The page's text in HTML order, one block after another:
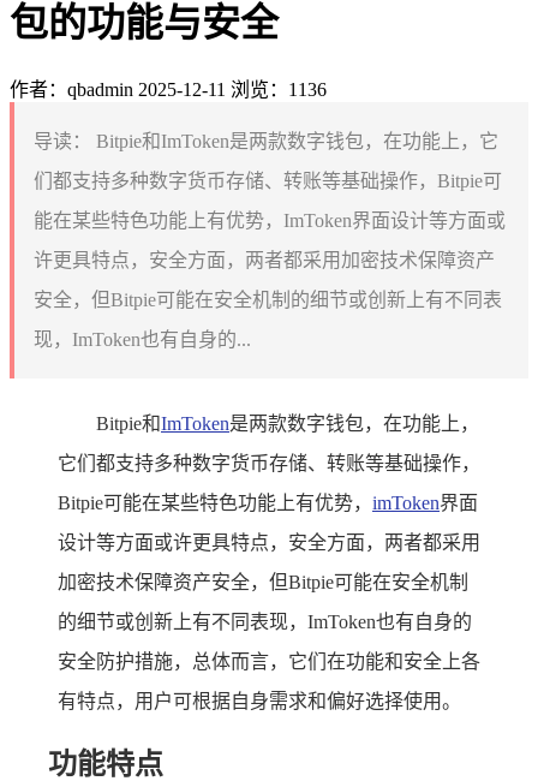
包的功能与安全
作者：qbadmin 2025-12-11 浏览：1136
导读：
Bitpie和ImToken是两款数字钱包，在功能上，它
们都支持多种数字货币存储、转账等基础操作，Bitpie可
能在某些特色功能上有优势，ImToken界面设计等方面或
许更具特点，安全方面，两者都采用加密技术保障资产
安全，但Bitpie可能在安全机制的细节或创新上有不同表
现，ImToken也有自身的...
Bitpie和ImToken是两款数字钱包，在功能上，
它们都支持多种数字货币存储、转账等基础操作，
Bitpie可能在某些特色功能上有优势， imToken界面
设计等方面或许更具特点，安全方面，两者都采用
加密技术保障资产安全，但Bitpie可能在安全机制
的细节或创新上有不同表现，ImToken也有自身的
安全防护措施，总体而言，它们在功能和安全上各
有特点，用户可根据自身需求和偏好选择使用。
功能特点